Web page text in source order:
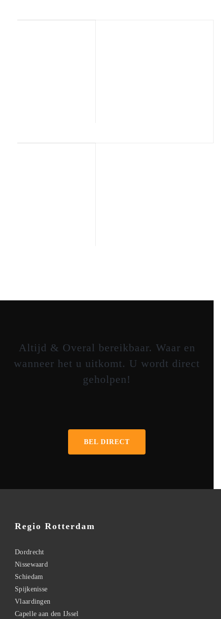
Altijd & Overal bereikbaar. Waar en
wanneer het u uitkomt. U wordt direct
geholpen!
BEL DIRECT
Regio Rotterdam
Dordrecht
Nissewaard
Schiedam
Spijkenisse
Vlaardingen
Capelle aan den IJssel